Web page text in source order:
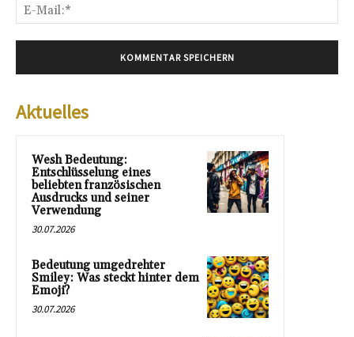
Aktuelles
Wesh Bedeutung:
Entschlüsselung eines
beliebten französischen
Ausdrucks und seiner
Verwendung
30.07.2026
Bedeutung umgedrehter
Smiley: Was steckt hinter dem
Emoji?
30.07.2026